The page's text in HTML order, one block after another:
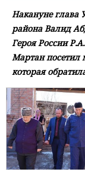
Накануне глава
района Валид
Героя России
Мартан посетил
которая